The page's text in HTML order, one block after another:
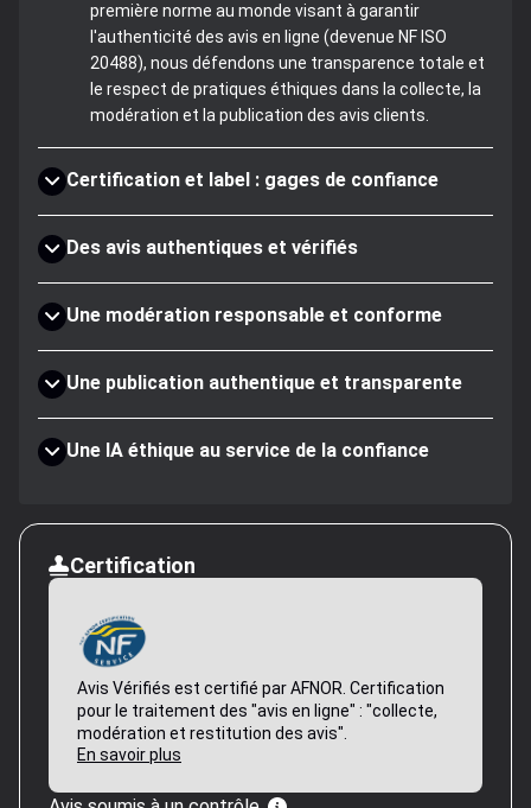
première norme au monde visant à garantir
l'authenticité des avis en ligne (devenue NF ISO
20488), nous défendons une transparence totale et
le respect de pratiques éthiques dans la collecte, la
modération et la publication des avis clients.
Certification et label : gages de confiance
Des avis authentiques et vérifiés
Une modération responsable et conforme
Une publication authentique et transparente
Une IA éthique au service de la confiance
Certification
Avis Vérifiés est certifié par AFNOR. Certification
pour le traitement des "avis en ligne" : "collecte,
modération et restitution des avis".
En savoir plus